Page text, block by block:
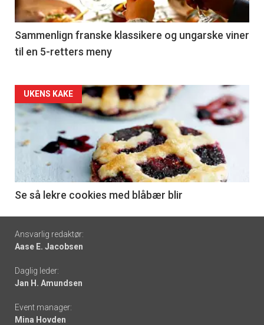
-
5
Sammenlign franske klassikere og ungarske viner
til en 5-retters meny
Forsiden
akkurat
nå
6
UKENS KAKE
Se så lekre cookies med blåbær blir
Footer
-
links
Ansvarlig redaktør:
Aase E. Jacobsen
Daglig leder:
Jan H. Amundsen
Event manager:
Mina Hovden